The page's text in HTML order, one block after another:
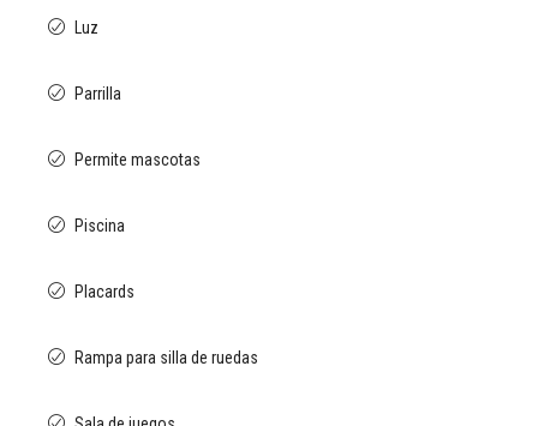
Luz
Parrilla
Permite mascotas
Piscina
Placards
Rampa para silla de ruedas